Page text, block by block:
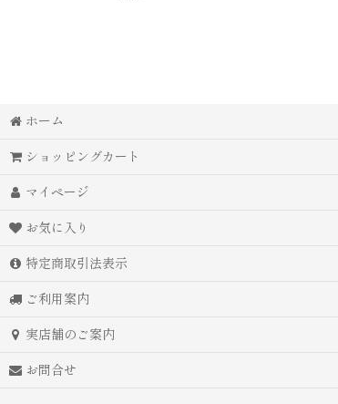
ホーム
ショッピングカート
マイページ
お気に入り
特定商取引法表示
ご利用案内
実店舗のご案内
お問合せ